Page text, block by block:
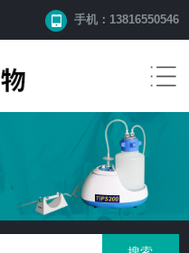
手机：13816550546